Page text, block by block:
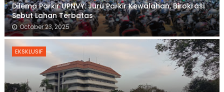
Dilema Parkir UPNVY: Juru Parkir Kewalahan, Birokrasi
Sebut Lahan Terbatas
October 23, 2025
EKSKLUSIF